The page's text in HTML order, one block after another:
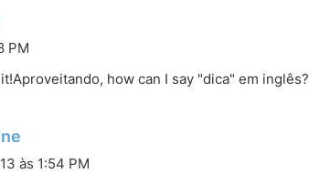
i
:
PM
how can I say "dica" em inglês?
i
às 1:54 PM